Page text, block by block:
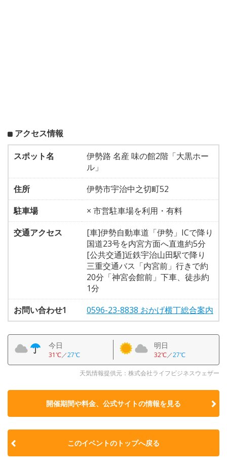
アクセス情報
スポット名
伊勢路 名産 味の館2階「大黒ホー
ル」
住所
伊勢市宇治中之切町52
駐車場
× 市営駐車場を利用・有料
交通アクセス
[車]伊勢自動車道「伊勢」ICで降り
国道23号を内宮方面へ直進約5分
[公共交通]近鉄宇治山田駅で降り
三重交通バス「内宮前」行きで約
20分「神宮会館前」下車、徒歩約
1分
お問い合わせ1
0596-23-8838 おかげ横丁総合案内
今日
31℃／27℃
明日
32℃／27℃
天気情報提供元：株式会社ライフビジネスウェザー
開催期間や料金、公式サイトの情報を見る
このイベントのトップへ戻る